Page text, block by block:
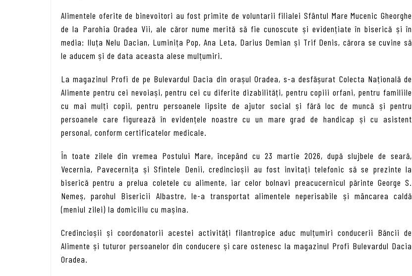
Alimentele oferite de binevoitori au fost primite de voluntarii filialei Sfântul Mare Mucenic Gheorghe
de la Parohia Oradea Vii, ale căror nume merită să fie cunoscute și evidențiate în biserică și în
media: Iluța Nelu Dacian, Luminița Pop, Ana Leta, Darius Demian și Trif Denis, cărora se cuvine să
le aducem și de data aceasta alese mulțumiri.
La magazinul Profi de pe Bulevardul Dacia din orașul Oradea, s-a desfășurat Colecta Națională de
Alimente pentru cei nevoiași, pentru cei cu diferite dizabilități, pentru copiii orfani, pentru familiile
cu mai mulți copii, pentru persoanele lipsite de ajutor social și fără loc de muncă și pentru
persoanele care figurează în evidențele noastre cu un mare grad de handicap și cu asistent
personal, conform certificatelor medicale.
În toate zilele din vremea Postului Mare, începând cu 23 martie 2026, după slujbele de seară,
Vecernia, Pavecernița și Sfintele Denii, credincioșii au fost invitați telefonic să se prezinte la
biserică pentru a prelua coletele cu alimente, iar celor bolnavi preacucernicul părinte George S.
Nemeș, parohul Bisericii Albastre, le-a transportat alimentele neperisabile și mâncarea caldă
(meniul zilei) la domiciliu cu mașina.
Credincioșii și coordonatorii acestei activități filantropice aduc mulțumiri conducerii Băncii de
Alimente și tuturor persoanelor din conducere și care ostenesc la magazinul Profi Bulevardul Dacia
Oradea.